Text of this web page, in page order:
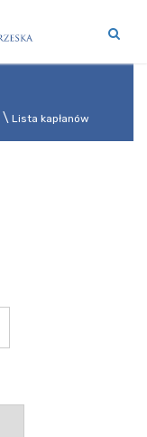
Lista kapłanów